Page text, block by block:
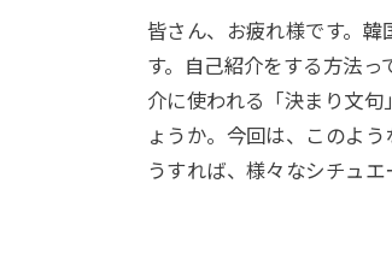
皆さん、お疲れ様です。韓
す。自己紹介をする方法
介に使われる「決まり文
ょうか。今回は、このよ
うすれば、様々なシチュ